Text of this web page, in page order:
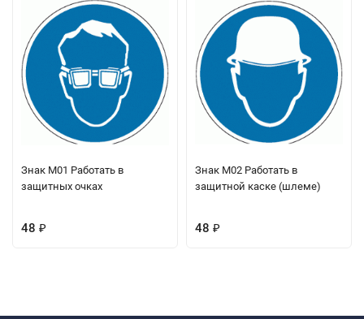
Знак M01 Работать в
защитных очках
48 ₽
Знак M02 Работать в
защитной каске (шлеме)
48 ₽